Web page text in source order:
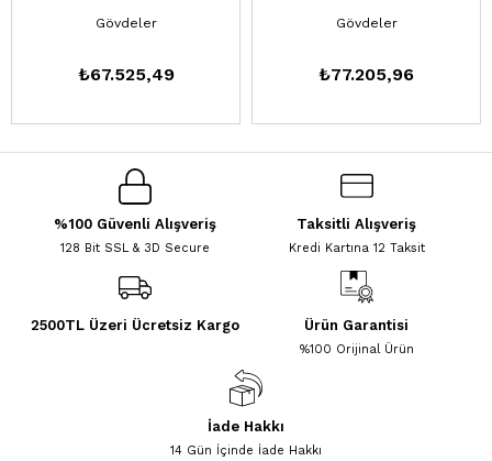
Gövdeler
₺67.525,49
Gövdeler
₺77.205,96
%100 Güvenli Alışveriş
128 Bit SSL & 3D Secure
Taksitli Alışveriş
Kredi Kartına 12 Taksit
2500TL Üzeri Ücretsiz Kargo Ürün Garantisi
%100 Orijinal Ürün
İade Hakkı
14 Gün İçinde İade Hakkı